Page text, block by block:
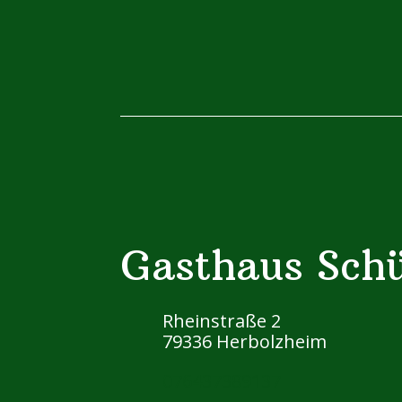
Gasthaus
Rheinstraße 2
79336 Herbolzheim